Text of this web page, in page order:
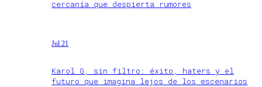
cercanía que despierta rumores
Jul 21
Karol G, sin filtro: éxito, haters y el
futuro que imagina lejos de los escenarios